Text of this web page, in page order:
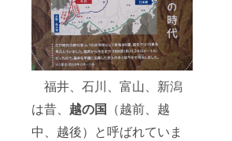
福井、石川、富山、新潟
は昔、 越の国 （越前、越
中、越後）と呼ばれていま